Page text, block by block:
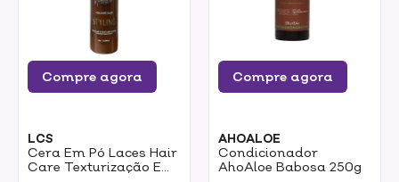
Compre agora
LCS
Cera Em Pó Laces Hair
Care Texturização E
Compre agora
AHOALOE
Condicionador
AhoAloe Babosa 250g